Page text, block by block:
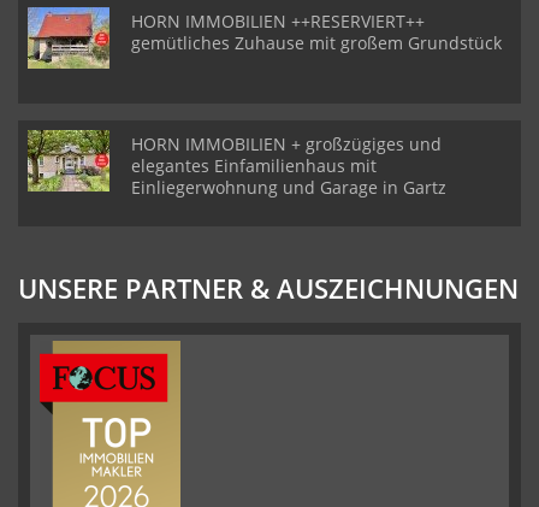
HORN IMMOBILIEN ++RESERVIERT++
gemütliches Zuhause mit großem Grundstück
HORN IMMOBILIEN + großzügiges und
elegantes Einfamilienhaus mit
Einliegerwohnung und Garage in Gartz
UNSERE PARTNER & AUSZEICHNUNGEN